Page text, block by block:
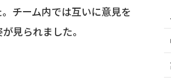
チーム内では互いに意見を
見られました。